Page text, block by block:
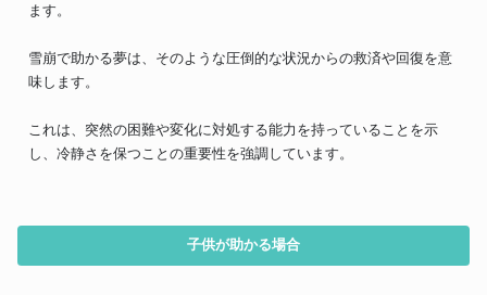
ます。
雪崩で助かる夢は、そのような圧倒的な状況からの救済や回復を意
味します。
これは、突然の困難や変化に対処する能力を持っていることを示
し、冷静さを保つことの重要性を強調しています。
子供が助かる場合